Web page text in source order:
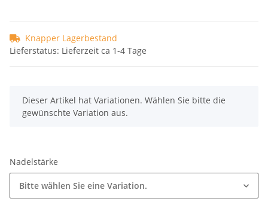
Knapper Lagerbestand
Lieferstatus: Lieferzeit ca 1-4 Tage
x
Dieser Artikel hat Variationen. Wählen Sie bitte die
gewünschte Variation aus.
Nadelstärke
Bitte wählen Sie eine Variation.